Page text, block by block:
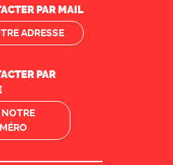
PAR MAIL
ADRESSE
PAR